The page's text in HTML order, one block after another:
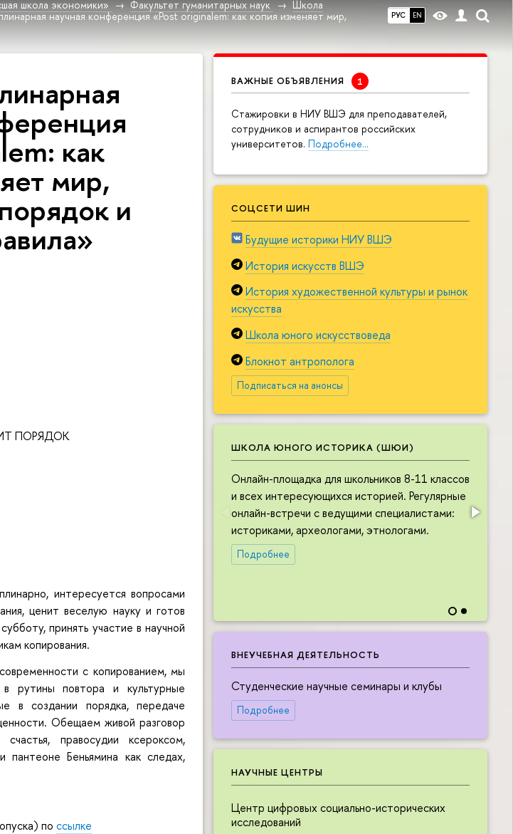
РУС EN
школа экономики» Факультет гуманитарных наук
Школа
научная конференция «Post originalem: как копия изменяет мир,
ВАЖНЫЕ ОБЪЯВЛЕНИЯ
Cтажировки в НИУ ВШЭ для преподавателей,
сотрудников и аспирантов российских
университетов. Подробнее…
СОЦСЕТИ ШИН
Будущие историки НИУ ВШЭ
История искусств ВШЭ
История художественной культуры и рынок
искусства
Школа юного искусствоведа
Блокнот антрополога
Подписаться на анонсы
ШКОЛА ЮНОГО ИСТОРИКА (ШЮИ)
Онлайн-площадка для школьников 8-11 классов
и всех интересующихся историей. Регулярные
онлайн-встречи с ведущими специалистами:
историками, археологами, этнологами.
Подробнее
ВНЕУЧЕБНАЯ ДЕЯТЕЛЬНОСТЬ
Студенческие научные семинары и клубы
Подробнее
НАУЧНЫЕ ЦЕНТРЫ
Центр цифровых социально-исторических
исследований
как
мир,
и
ПОРЯДОК
интересуется вопросами
ценит веселую науку и готов
принять участие в научной
копирования.
с копированием, мы
рутины повтора и культурные
в создании порядка, передаче
Обещаем живой разговор
правосудии ксероксом,
пантеоне Беньямина как следах,
по ссылке